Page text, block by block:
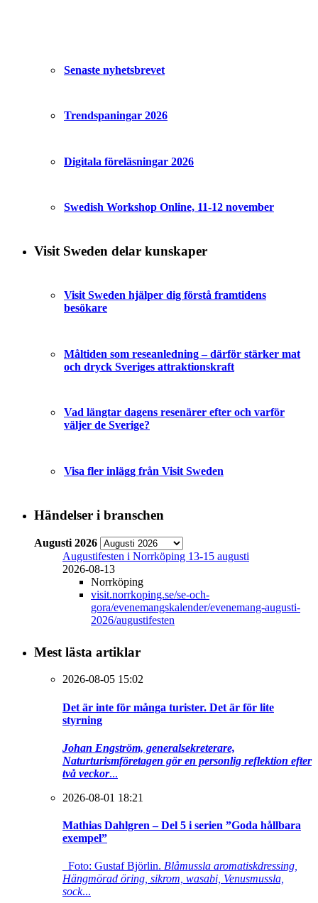
Senaste nyhetsbrevet
Trendspaningar 2026
Digitala föreläsningar 2026
Swedish Workshop Online, 11-12 november
Visit Sweden delar kunskaper
Visit Sweden hjälper dig förstå framtidens
besökare
Måltiden som reseanledning – därför stärker mat
och dryck Sveriges attraktionskraft
Vad längtar dagens resenärer efter och varför
väljer de Sverige?
Visa fler inlägg från Visit Sweden
Händelser i branschen
Augusti 2026
Augustifesten i Norrköping 13-15 augusti
2026-08-13
Norrköping
visit.norrkoping.se/se-och-
gora/evenemangskalender/evenemang-augusti-
2026/augustifesten
Mest lästa artiklar
2026-08-05 15:02
Det är inte för många turister. Det är för lite
styrning
Johan Engström, generalsekreterare,
Naturturismföretagen gör en personlig reflektion efter
två veckor...
2026-08-01 18:21
Mathias Dahlgren – Del 5 i serien ”Goda hållbara
exempel”
Foto: Gustaf Björlin. Blåmussla aromatiskdressing,
Hängmörad öring, sikrom, wasabi, Venusmussla,
sock...